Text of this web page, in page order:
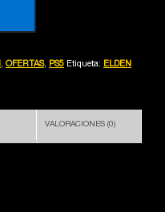
, OFERTAS, PS5 Etiqueta: ELDEN
VALORACIONES (0)